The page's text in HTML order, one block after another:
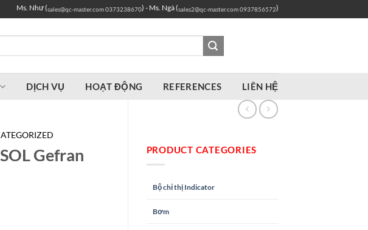
Ms. Như (sales@qc-master.com0373238670) - Ms. Ngà (sales2@qc-master.com0937856572)
DỊCH VỤ HOẠT ĐỘNG REFERENCES LIÊN HỆ
PRODUCT CATEGORIES
Bộ chỉ thị Indicator
Bơm
Gefran